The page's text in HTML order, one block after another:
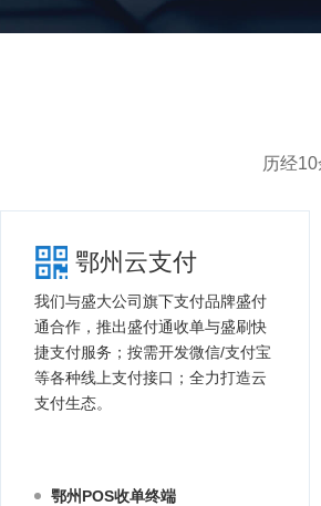
历经
鄂州云支付
我们与盛大公司旗下支付品牌盛付
通合作，推出盛付通收单与盛刷快
捷支付服务；按需开发微信/支付宝
等各种线上支付接口；全力打造云
支付生态。
鄂州POS收单终端